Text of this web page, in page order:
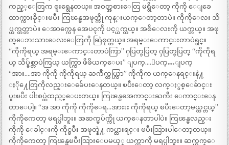
ကည့္ေတြက စူးရွေနတယ္။ အဝတ္အစားေတြ မရွိေတာ့ ကိုကို ေျခေ
ထာက္ကားခိုင္းၿပီး ကြၽန္မအဖုတ္ကို ကုန္းယက္ေတာ့တာပဲ။ ကိုကိုေလး သိ
ပ္ယက္တတ္တာပဲ။ ေအာက္ကေန အေပၚကို ပင့္ယက္တယ္။ အစိေလးကို ယက္တယ္။ အဖု
တ္ေဘးသားေလးေတြကို ဆြဲစုတ္တယ္။ အရမ္းေကာင္းတာပဲရွင္။
“ကိုကိုရယ္ အရမ္းေကာင္းတာပဲကြာ” ႁပြတ္ႁပြတ္ ႁပြတ္ႁပြတ္ “ကိုကိုရ
ယ္ သိပ္ခ်စ္တာပဲကြယ္ ယက္ကြာ ဖိဖိယက္ေပး’’ ျပက္….ျပက္…ျပက္
“အား….အာ ကိုကို ကိုကိုရယ္ ႀကိဳက္တယ္ကြာ” ကိုကိုက ယက္ေနရင္းနဲ႔
ႏို႔ေတြကိုလည္းေခ်ေပးေနတယ္။ ၿပီးေတာ့ လက္ႏွစ္ေခ်ာင္း
ပူးၿပီး ပါးစပ္ထဲထည့္ေပးတယ္။ ကြၽန္မအေကာင္းႀကီး ေကာင္းေန
တာေပါ့။ “အ အာ ကိုကို ကိုကိုေရ…အားးး ကိုကိုရယ္ ၿပီးေတာ့မယ္ထင္တယ္”
ကိုကိုကေတာ့ မရပ္ပါဘူး။ အဆက္မပ်က္ကို ယက္ေနတာပါပဲ။ ကြၽန္မလည္း
ကိုကို ေခါင္းကို ကိုင္ၿပီး အဖုတ္နဲ႔ ကပ္ထားရင္း ၿပီးသြားပါေတာ့တယ္။
ကိုကိုကေတာ့ ကြၽန္မၿပီးသြားေပမယ့္ ယက္တာကို မရပ္ပါဘူး။ ဆက္ယက္ေ